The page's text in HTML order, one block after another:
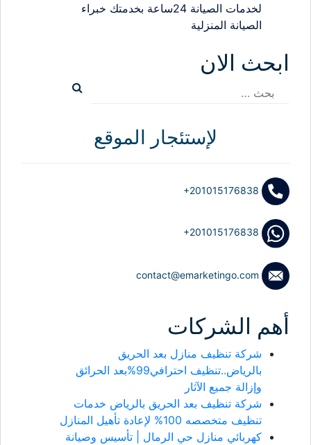
لخدمات الصيانة 24ساعة بخدمتك خبراء
الصيانة المنزلية
ابحث الان
البحث
لإستئجار الموقع
+201015176838
+201015176838
contact@emarketingo.com
أهم الشركات
شركة تنظيف منازل بعد الحريق
بالرياض..تنظيف احترافي99%بعد الحرائق
وإزالة جميع الآثار
شركة تنظيف بعد الحريق بالرياض خدمات
تنظيف متخصصه 100% لإعادة تأهيل المنازل
كهربائي منازل حي الرمال | تأسيس وصيانة